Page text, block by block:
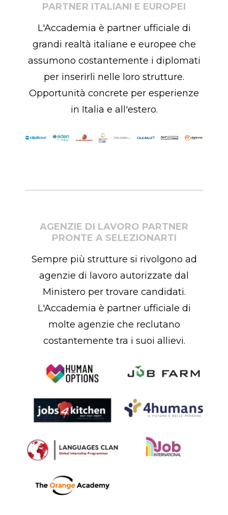
PARTNER ITALIANI E EUROPEI
L'Accademia è partner ufficiale di
grandi realtà italiane e europee che
assumono costantemente i diplomati
per inserirli nelle loro strutture.
Opportunità concrete per esperienze
in Italia e all'estero.
AGENZIE DI LAVORO PARTNER
PRONTE A SELEZIONARTI
Sempre più strutture si rivolgono ad
agenzie di lavoro autorizzate dal
Ministero per trovare candidati.
L'Accademia è partner ufficiale di
molte agenzie che reclutano
costantemente tra i suoi allievi.